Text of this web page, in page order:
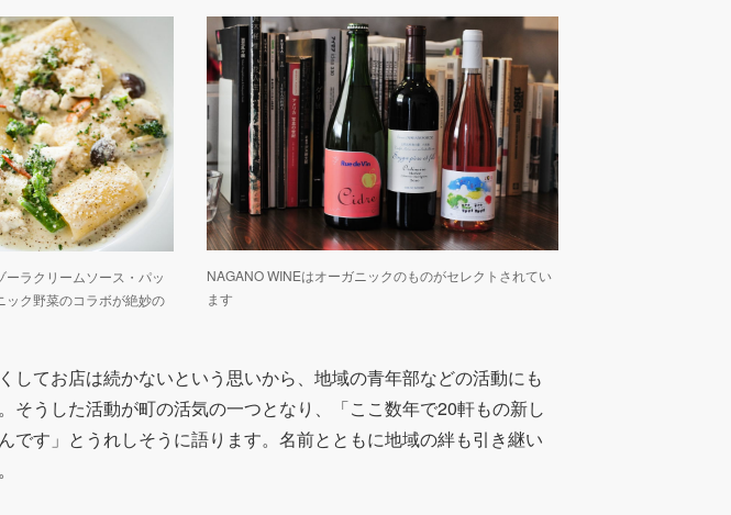
ーラクリームソース・パッ
ック野菜のコラボが絶妙の
NAGANO WINEはオーガニックのものがセレクトされてい
ます
してお店は続かないという思いから、地域の青年部などの活動にも
そうした活動が町の活気の一つとなり、「ここ数年で20軒もの新し
です」とうれしそうに語ります。名前とともに地域の絆も引き継い